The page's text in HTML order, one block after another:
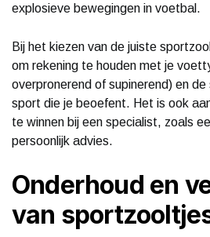
explosieve bewegingen in voetbal.
Bij het kiezen van de juiste
om rekening te houden met je
overpronerend of supinerend) en
sport die je beoefent. Het is ook
te winnen bij een specialist, zoals
persoonlijk advies.
Onderhoud en
van